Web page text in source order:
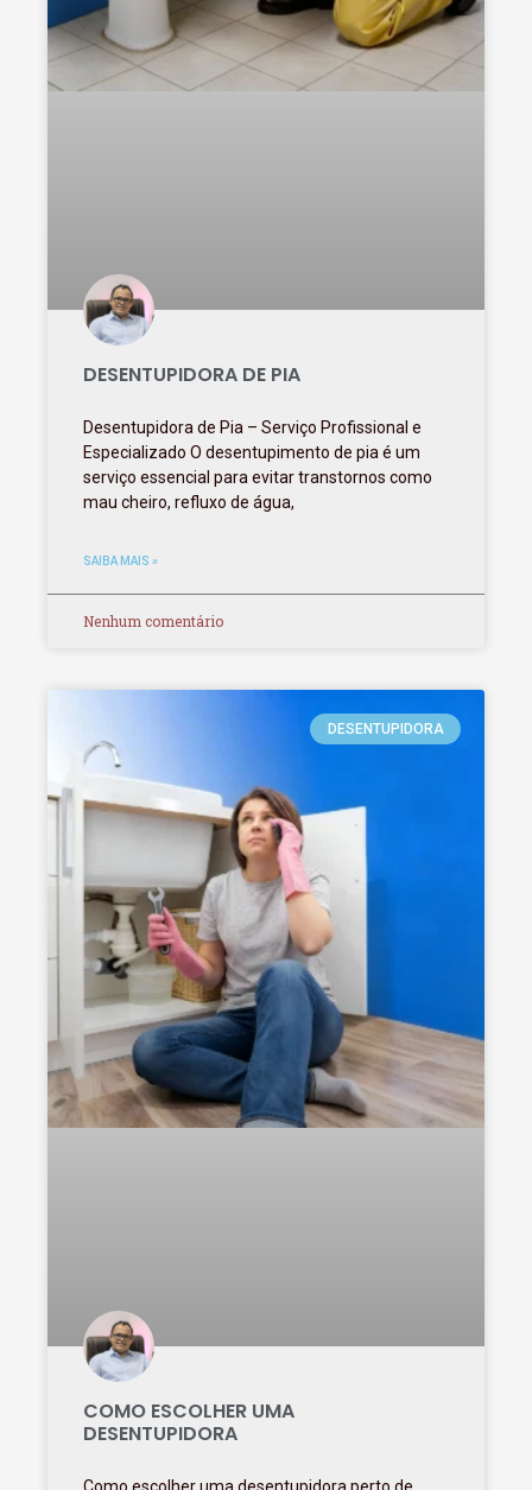
DESENTUPIDORA DE PIA
Desentupidora de Pia – Serviço Profissional e
Especializado O desentupimento de pia é um
serviço essencial para evitar transtornos como
mau cheiro, refluxo de água,
SAIBA MAIS »
Nenhum comentário
DESENTUPIDORA
COMO ESCOLHER UMA
DESENTUPIDORA